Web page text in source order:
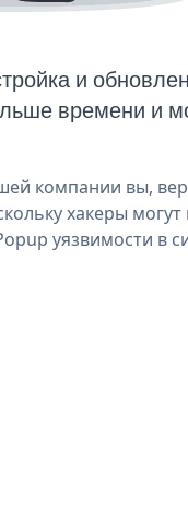
и
времени и
компании вы,
хакеры
уязвимости в